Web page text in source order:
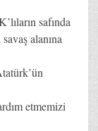
safında
alanına
etmemizi